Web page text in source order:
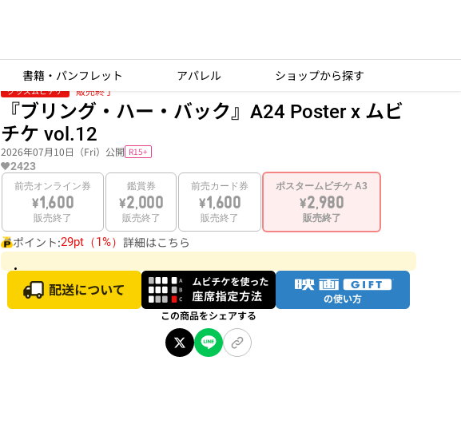
書籍・パンフレット アパレル ショップから探す
グッズムビチケ 販売終了
『ブリング・ハー・バック』A24 Poster x ムビ
チケ vol.12
2026年07月10日（Fri）公開 R15+
2423
前売オンライン券
\1,600
販売終了
鑑賞券
\2,000
販売終了
前売カード券
\1,600
販売終了
ポスタームビチケ A3
\2,980
販売終了
ポイント:29pt（1%） 詳細はこちら
この商品をシェアする